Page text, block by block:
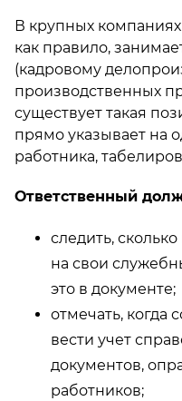
В крупных
как правило,
(кадровому
производственных
существует такая
прямо указывает на
работника,
Ответственный
следить,
на свои
это в документе;
отмечать, когда
вести учет
документов,
работников;